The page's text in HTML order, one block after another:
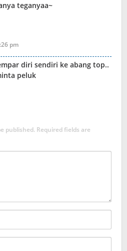
teganyaa~
pm
diri sendiri ke abang top..
peluk
published. Required fields are